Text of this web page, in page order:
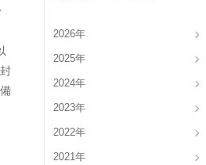
2026年
2025年
2024年
2023年
2022年
2021年